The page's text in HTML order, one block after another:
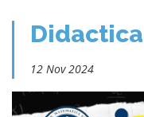
12 Nov 2024